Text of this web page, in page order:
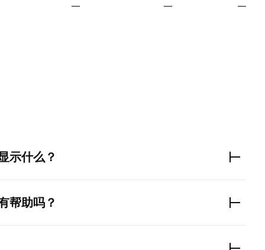
— — —
示什么？
帮助吗？